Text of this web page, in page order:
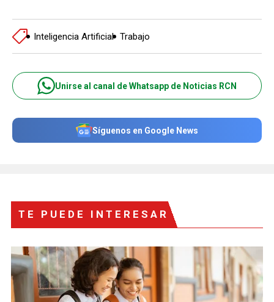
Inteligencia Artificial Trabajo
Unirse al canal de Whatsapp de Noticias RCN
Síguenos en Google News
TE PUEDE INTERESAR